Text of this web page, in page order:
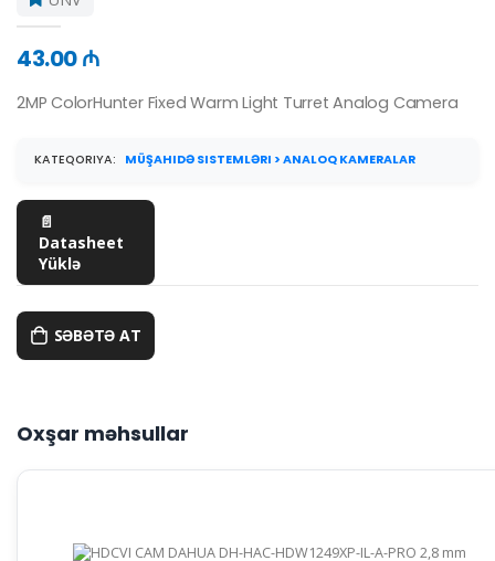
43.00 ₼
2MP ColorHunter Fixed Warm Light Turret Analog Camera
KATEQORIYA: MÜŞAHIDƏ SISTEMLƏRI > ANALOQ KAMERALAR
📄
Datasheet
Yüklə
SƏBƏTƏ AT
Oxşar məhsullar